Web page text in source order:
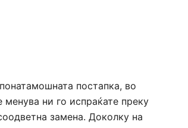
постапка, во
ни го испраќате преку
замена. Доколку на